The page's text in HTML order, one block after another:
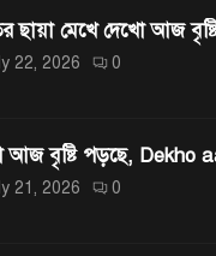
ছায়া মেখে দেখো আজ
22, 2026 0
আজ বৃষ্টি পড়ছে, Dekho
21, 2026 0